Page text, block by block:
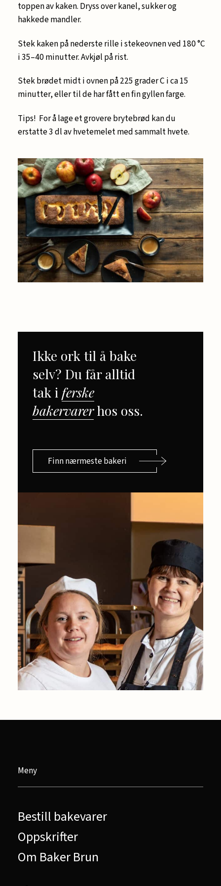
toppen av kaken. Dryss over kanel, sukker og
hakkede mandler.
Stek kaken på nederste rille i stekeovnen ved 180 °C
i 35–40 minutter. Avkjøl på rist.
Stek brødet midt i ovnen på 225 grader C i ca 15
minutter, eller til de har fått en fin gyllen farge.
Tips! For å lage et grovere brytebrød kan du
erstatte 3 dl av hvetemelet med sammalt hvete.
Ikke ork til å bake
selv? Du får alltid
tak i ferske
bakervarerhos oss.
Finn nærmeste bakeri
Meny
Bestill bakevarer
Oppskrifter
Om Baker Brun